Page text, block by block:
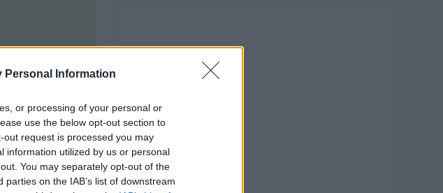
Personal Information
or processing of your personal or
use the below opt-out section to
request is processed you may
information utilized by us or personal
You may separately opt-out of the
on the IAB’s list of downstream
on noin 300